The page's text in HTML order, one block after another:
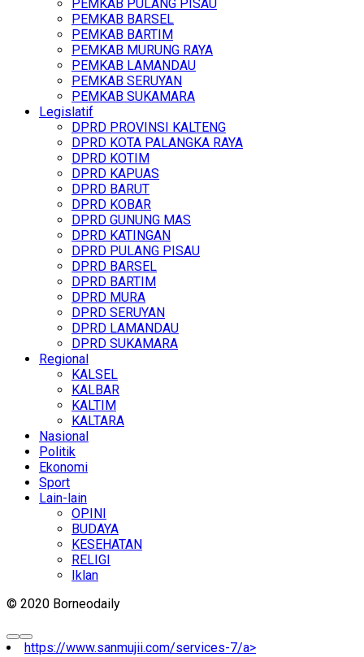
PEMKAB PULANG PISAU
PEMKAB BARSEL
PEMKAB BARTIM
PEMKAB MURUNG RAYA
PEMKAB LAMANDAU
PEMKAB SERUYAN
PEMKAB SUKAMARA
Legislatif
DPRD PROVINSI KALTENG
DPRD KOTA PALANGKA RAYA
DPRD KOTIM
DPRD KAPUAS
DPRD BARUT
DPRD KOBAR
DPRD GUNUNG MAS
DPRD KATINGAN
DPRD PULANG PISAU
DPRD BARSEL
DPRD BARTIM
DPRD MURA
DPRD SERUYAN
DPRD LAMANDAU
DPRD SUKAMARA
Regional
KALSEL
KALBAR
KALTIM
KALTARA
Nasional
Politik
Ekonomi
Sport
Lain-lain
OPINI
BUDAYA
KESEHATAN
RELIGI
Iklan
© 2020 Borneodaily
https://www.sanmujii.com/services-7/a>